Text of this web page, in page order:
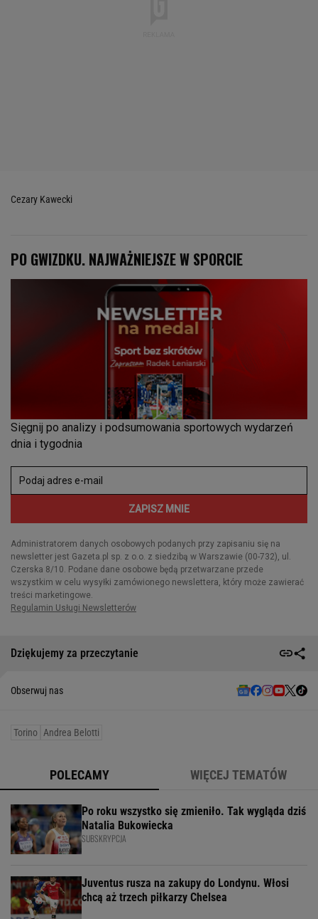
Cezary Kawecki
Dziękujemy za przeczytanie
Obserwuj nas
Torino Andrea Belotti
POLECAMY WIĘCEJ TEMATÓW
Po roku wszystko się zmieniło. Tak wygląda dziś
Natalia Bukowiecka
SUBSKRYPCJA
Juventus rusza na zakupy do Londynu. Włosi
chcą aż trzech piłkarzy Chelsea